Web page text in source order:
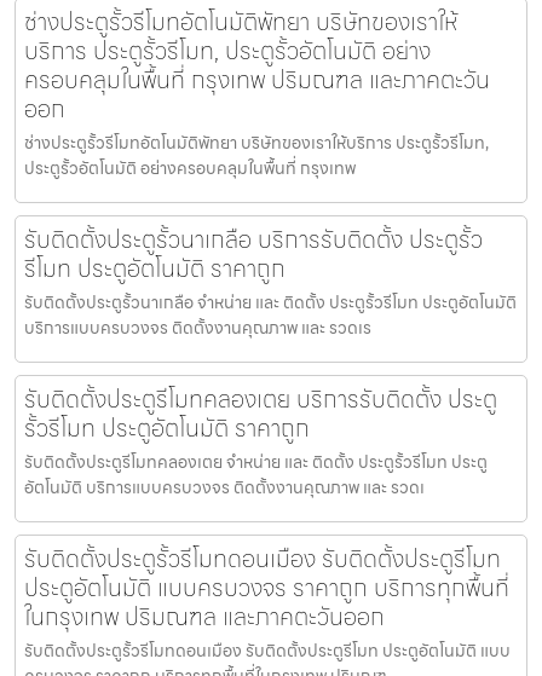
ช่างประตูรั้วรีโมทอัตโนมัติพัทยา บริษัทของเราให้
บริการ ประตูรั้วรีโมท, ประตูรั้วอัตโนมัติ อย่าง
ครอบคลุมในพื้นที่ กรุงเทพ ปริมณฑล และภาคตะวัน
ออก
ช่างประตูรั้วรีโมทอัตโนมัติพัทยา บริษัทของเราให้บริการ ประตูรั้วรีโมท,
ประตูรั้วอัตโนมัติ อย่างครอบคลุมในพื้นที่ กรุงเทพ
รับติดตั้งประตูรั้วนาเกลือ บริการรับติดตั้ง ประตูรั้ว
รีโมท ประตูอัตโนมัติ ราคาถูก
รับติดตั้งประตูรั้วนาเกลือ จำหน่าย และ ติดตั้ง ประตูรั้วรีโมท ประตูอัตโนมัติ
บริการแบบครบวงจร ติดตั้งงานคุณภาพ และ รวดเร
รับติดตั้งประตูรีโมทคลองเตย บริการรับติดตั้ง ประตู
รั้วรีโมท ประตูอัตโนมัติ ราคาถูก
รับติดตั้งประตูรีโมทคลองเตย จำหน่าย และ ติดตั้ง ประตูรั้วรีโมท ประตู
อัตโนมัติ บริการแบบครบวงจร ติดตั้งงานคุณภาพ และ รวดเ
รับติดตั้งประตูรั้วรีโมทดอนเมือง รับติดตั้งประตูรีโมท
ประตูอัตโนมัติ แบบครบวงจร ราคาถูก บริการทุกพื้นที่
ในกรุงเทพ ปริมณฑล และภาคตะวันออก
รับติดตั้งประตูรั้วรีโมทดอนเมือง รับติดตั้งประตูรีโมท ประตูอัตโนมัติ แบบ